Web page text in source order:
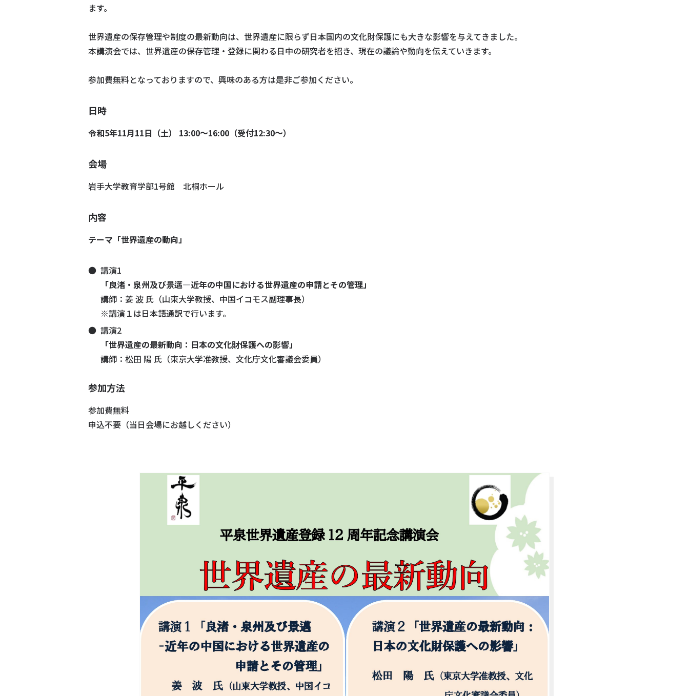
ます。
世界遺産の保存管理や制度の最新動向は、世界遺産に限らず日本国内の文化財保護にも大きな影響を与えてきました。
本講演会では、世界遺産の保存管理・登録に関わる日中の研究者を招き、現在の議論や動向を伝えていきます。
参加費無料となっておりますので、興味のある方は是非ご参加ください。
日時
令和5年11月11日（土） 13:00～16:00（受付12:30～）
会場
岩手大学教育学部1号館 北桐ホール
内容
テーマ「世界遺産の動向」
講演1
「良渚・泉州及び景邁―近年の中国における世界遺産の申請とその管理」
講師：姜 波 氏（山東大学教授、中国イコモス副理事長）
※講演１は日本語通訳で行います。
講演2
「世界遺産の最新動向：日本の文化財保護への影響」
講師：松田 陽 氏（東京大学准教授、文化庁文化審議会委員）
参加方法
参加費無料
申込不要（当日会場にお越しください）